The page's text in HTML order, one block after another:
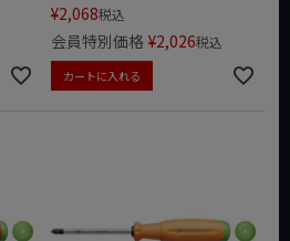
¥2,068税込
会員特別価格 ¥2,026税込
カートに入れる